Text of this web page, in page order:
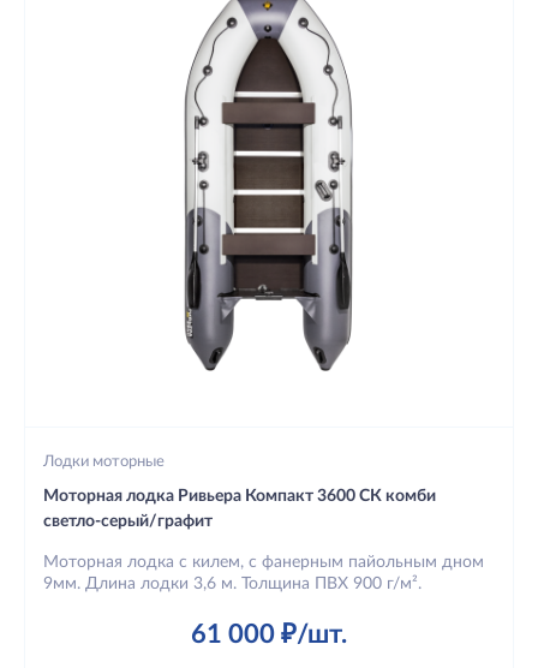
Лодки моторные
Моторная лодка Ривьера Компакт 3600 СК комби
светло-серый/графит
Моторная лодка с килем, с фанерным пайольным дном
9мм. Длина лодки 3,6 м. Толщина ПВХ 900 г/м².
61 000 ₽/шт.